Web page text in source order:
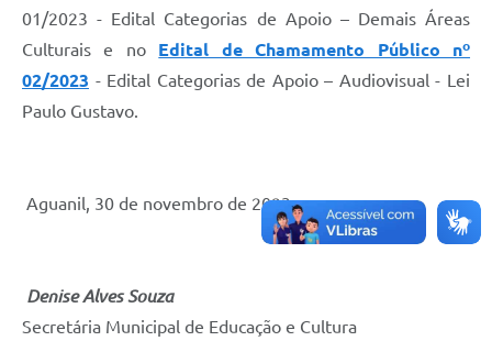
01/2023 - Edital Categorias de Apoio – Demais Áreas
Culturais e no Edital de Chamamento Público nº
02/2023 - Edital Categorias de Apoio – Audiovisual - Lei
Paulo Gustavo.
Aguanil, 30 de novembro de 2023
Denise Alves Souza
Secretária Municipal de Educação e Cultura